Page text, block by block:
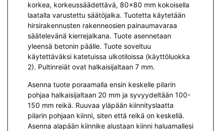
korkea, korkeussäädettävä, 80×80 mm kokoisella
laatalla varustettu säätöjalka. Tuotetta käytetään
hirsirakennusten rakenneosien painaumavaraa
säätelevänä kierrejalkana. Tuote asennetaan
yleensä betonin päälle. Tuote soveltuu
käytettäväksi katetuissa ulkotiloissa (käyttöluokka
2). Pultinreiät ovat halkaisijaltaan 7 mm.
Asenna tuote poraamalla ensin keskelle pilarin
pohjaa halkaisijaltaan 20 mm ja syvyydeltään 100-
150 mm reikä. Ruuvaa yläpään kiinnityslaatta
pilarin pohjaan kiinni, siten että reikä on keskellä.
Asenna alapään kiinnike alustaan kiinni haluamallesi